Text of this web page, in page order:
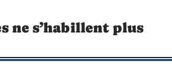
ne s’habillent plus